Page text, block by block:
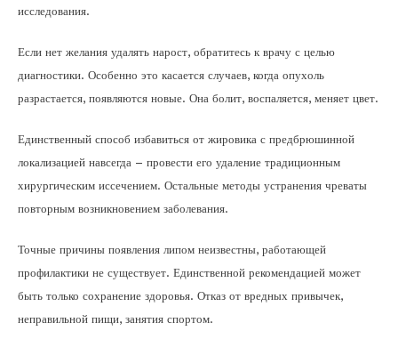
исследования.
Если нет желания удалять нарост, обратитесь к врачу с целью
диагностики. Особенно это касается случаев, когда опухоль
разрастается, появляются новые. Она болит, воспаляется, меняет цвет.
Единственный способ избавиться от жировика с предбрюшинной
локализацией навсегда – провести его удаление традиционным
хирургическим иссечением. Остальные методы устранения чреваты
повторным возникновением заболевания.
Точные причины появления липом неизвестны, работающей
профилактики не существует. Единственной рекомендацией может
быть только сохранение здоровья. Отказ от вредных привычек,
неправильной пищи, занятия спортом.